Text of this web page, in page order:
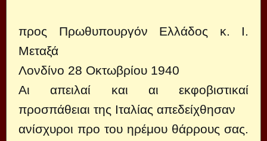
προς Πρωθυπουργόν Ελλάδος κ. Ι.
Μεταξά
Λονδίνο 28 Οκτωβρίου 1940
Αι απειλαί και αι εκφοβιστικαί
προσπάθειαι της Ιταλίας απεδείχθησαν
ανίσχυροι προ του ηρέμου θάρρους σας.